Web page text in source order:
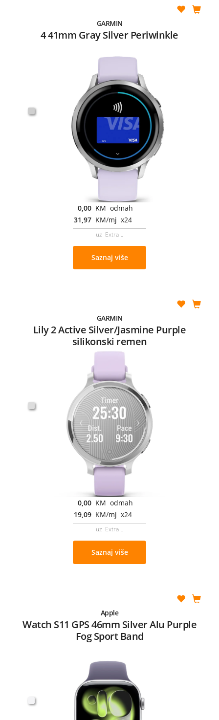
GARMIN
4 41mm Gray Silver Periwinkle
0,00 KM odmah
31,97 KM/mj x24
uz Extra L
Saznaj više
GARMIN
Lily 2 Active Silver/Jasmine Purple
silikonski remen
0,00 KM odmah
19,09 KM/mj x24
uz Extra L
Saznaj više
Apple
Watch S11 GPS 46mm Silver Alu Purple
Fog Sport Band